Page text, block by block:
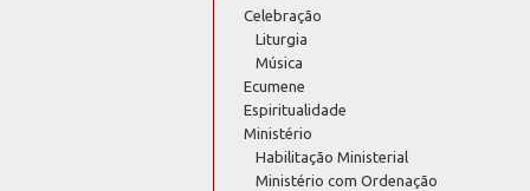
Celebração
Liturgia
Música
Ecumene
Espiritualidade
Ministério
Habilitação Ministerial
Ministério com Ordenação